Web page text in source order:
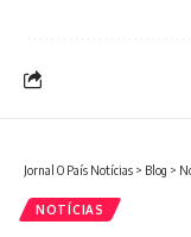
Jornal O País Notícias > Blog >
NOTÍCIAS